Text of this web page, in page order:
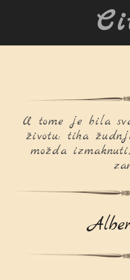
U tome je bila
životu: tiha
možda